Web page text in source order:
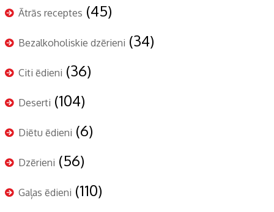
Ātrās receptes (45)
Bezalkoholiskie dzērieni (34)
Citi ēdieni (36)
Deserti (104)
Diētu ēdieni (6)
Dzērieni (56)
Gaļas ēdieni (110)